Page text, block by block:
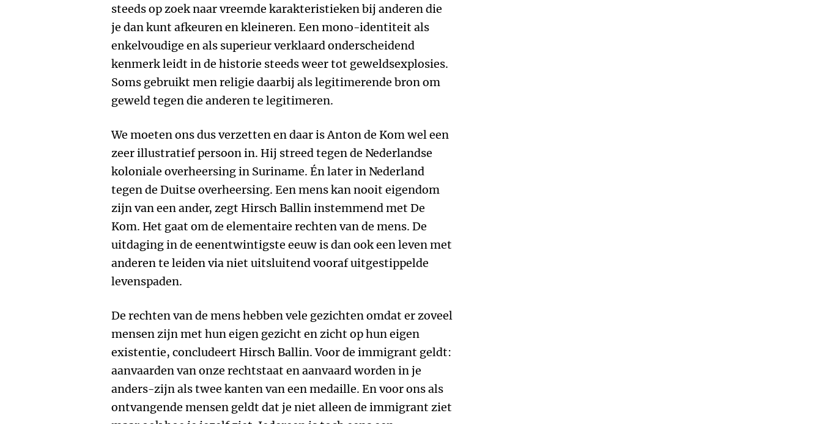
steeds op zoek naar vreemde karakteristieken bij anderen die
je dan kunt afkeuren en kleineren. Een mono-identiteit als
enkelvoudige en als superieur verklaard onderscheidend
kenmerk leidt in de historie steeds weer tot geweldsexplosies.
Soms gebruikt men religie daarbij als legitimerende bron om
geweld tegen die anderen te legitimeren.
We moeten ons dus verzetten en daar is Anton de Kom wel een
zeer illustratief persoon in. Hij streed tegen de Nederlandse
koloniale overheersing in Suriname. Én later in Nederland
tegen de Duitse overheersing. Een mens kan nooit eigendom
zijn van een ander, zegt Hirsch Ballin instemmend met De
Kom. Het gaat om de elementaire rechten van de mens. De
uitdaging in de eenentwintigste eeuw is dan ook een leven met
anderen te leiden via niet uitsluitend vooraf uitgestippelde
levenspaden.
De rechten van de mens hebben vele gezichten omdat er zoveel
mensen zijn met hun eigen gezicht en zicht op hun eigen
existentie, concludeert Hirsch Ballin. Voor de immigrant geldt:
aanvaarden van onze rechtstaat en aanvaard worden in je
anders-zijn als twee kanten van een medaille. En voor ons als
ontvangende mensen geldt dat je niet alleen de immigrant ziet